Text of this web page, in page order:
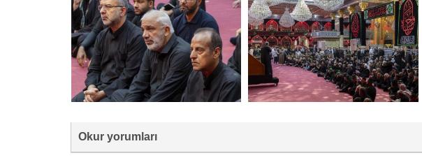
Okur yorumları